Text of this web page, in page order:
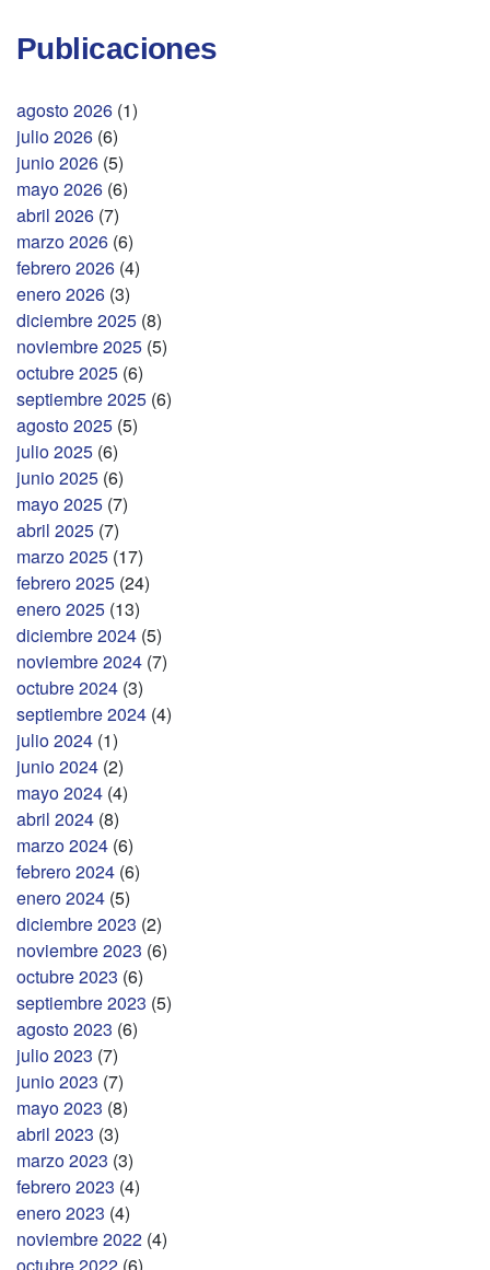
Publicaciones
agosto 2026 (1)
julio 2026 (6)
junio 2026 (5)
mayo 2026 (6)
abril 2026 (7)
marzo 2026 (6)
febrero 2026 (4)
enero 2026 (3)
diciembre 2025 (8)
noviembre 2025 (5)
octubre 2025 (6)
septiembre 2025 (6)
agosto 2025 (5)
julio 2025 (6)
junio 2025 (6)
mayo 2025 (7)
abril 2025 (7)
marzo 2025 (17)
febrero 2025 (24)
enero 2025 (13)
diciembre 2024 (5)
noviembre 2024 (7)
octubre 2024 (3)
septiembre 2024 (4)
julio 2024 (1)
junio 2024 (2)
mayo 2024 (4)
abril 2024 (8)
marzo 2024 (6)
febrero 2024 (6)
enero 2024 (5)
diciembre 2023 (2)
noviembre 2023 (6)
octubre 2023 (6)
septiembre 2023 (5)
agosto 2023 (6)
julio 2023 (7)
junio 2023 (7)
mayo 2023 (8)
abril 2023 (3)
marzo 2023 (3)
febrero 2023 (4)
enero 2023 (4)
noviembre 2022 (4)
octubre 2022 (6)